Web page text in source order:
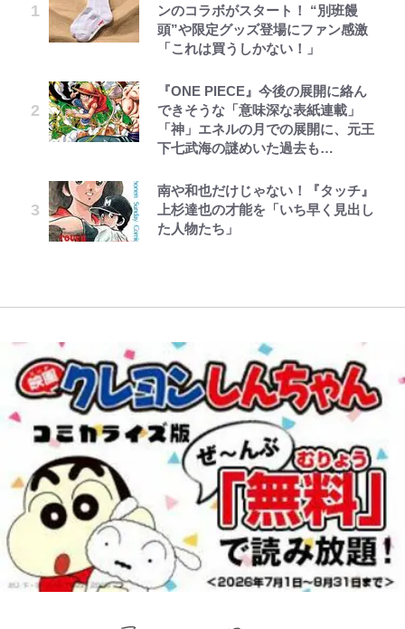
ンのコラボがスタート！ “別班饅
頭”や限定グッズ登場にファン感激
「これは買うしかない！」
『ONE PIECE』今後の展開に絡ん
できそうな「意味深な表紙連載」
「神」エネルの月での展開に、元王
下七武海の謎めいた過去も…
南や和也だけじゃない！『タッチ』
上杉達也の才能を「いち早く見出し
た人物たち」
手？｣ブライトン帰還の三笘薫、同
僚に“ポケカ”をプレゼント！｢薫の
笑顔見れてよかった｣｢大喜びのリ
浦和と千葉の首をかしげる主力放
出、柏リカルドの下で新加入2人が
化ける！Jリーグに必要な外国人選
制｣の大激論】(4)
W杯クオーター制への大反発か、
3月の会長選】(3)
レビュー『仮面家族』悠木シュン・
した~詰んだはずの悪役令嬢です
が、どうやら違うようです~ 第1話
イドになったら笑わない貴公子様に
溺愛されました 第27話(3)
公式-最強宮廷指南役のおっさん、
った種族の美少女たちを育てて辺境
を開拓~ 第23話(3)
中傷動画…「計り知れない」切り抜
き落選運動の影響と今語る「保育園
落ちた日本死ね」
錦織一清の写真集はなぜ私服なの
か…高級ブランドをやめ等身大の自
分を表現する現在「ちゃんとおじい
ちゃんに」
誹謗中傷も「『そうせざるを得ない
事情』がある」…山尾志桜里が
SNSのバッシングにも向き合う理
とうちゃんが出世するゾ
とを体感！ 登頂約10分でも大迫力
「吾妻小富士」火口を1周する「1
時間半ハイキング」パノラマ絶景レ
アユは「怒らせて掛ける」魚だっ
た！ ルアーを追わせて釣りあげる
「アユイング」のオリジナリティ＆
やってはいけない！「キャンプツー
リング」での「NGパッキング」7
の田中みな実、ゴリゴリヒール着用
に心配の声…ザックリ衣装にも意見
続々
オダウエダ植田、「2年半で56kg
増」130㎏ボディに驚きと心配 過
去の「めちゃ美人」写真も再び
い意味” 三山凌輝「無反省メー
ル」文春第2弾で“一家の限界”報道
も